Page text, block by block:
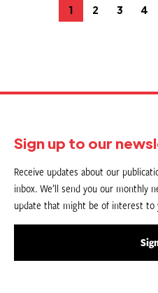
Page
1 Page
2 Page
3 4
Sign up to our
Receive updates about our
inbox. We’ll send you our monthly
update that might be of interest to